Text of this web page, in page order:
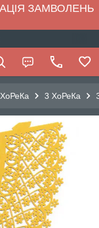
ЗАМВОЛЕНЬ
3 ХоРеКа